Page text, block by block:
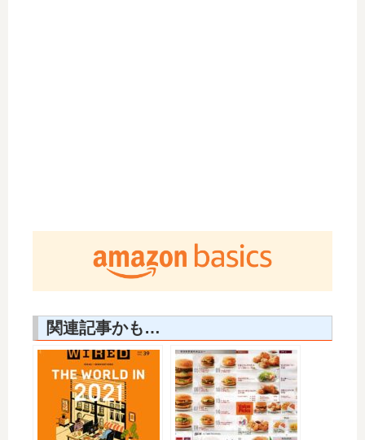
関連記事かも…